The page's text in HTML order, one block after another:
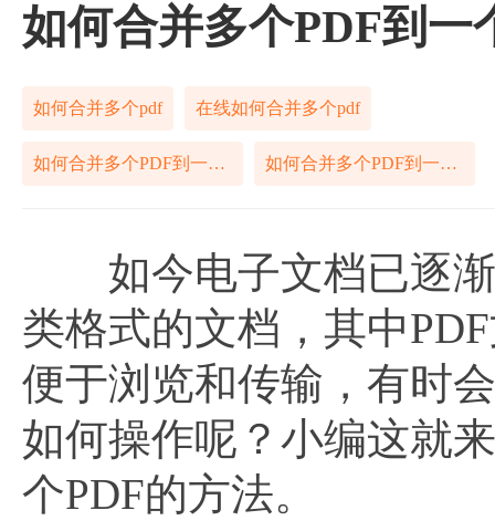
如何合并多个PDF到一
如何合并多个pdf 在线如何合并多个pdf
如何合并多个PDF到一个PDF 如何合并多个PDF到一个PDF文档
如今电子文档已逐渐
类格式的文档，其中
便于浏览和传输，有时
如何操作呢？小编这就
个PDF的方法。